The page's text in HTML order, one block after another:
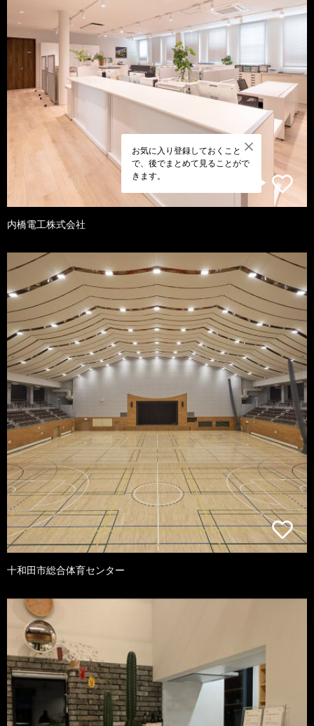
お気に入り登録しておくこと
で、後でまとめて見ることがで
きます。
内橋電工株式会社
十和田市総合体育センター